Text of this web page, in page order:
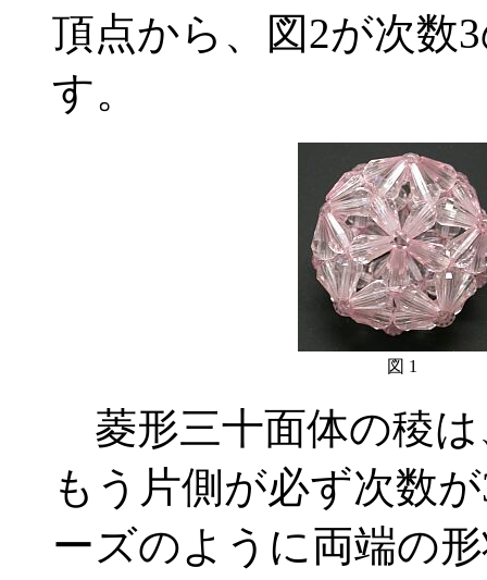
頂点から、図2が次数
す。
図 1
菱形三十面体の稜は
もう片側が必ず次数
ーズのように両端の